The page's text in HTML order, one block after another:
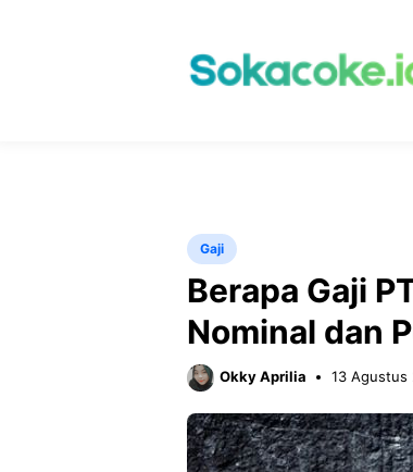
Gaji
Berapa Gaji
Nominal dan
Okky Aprilia 13 Agustus